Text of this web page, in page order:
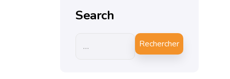
Search
Rechercher